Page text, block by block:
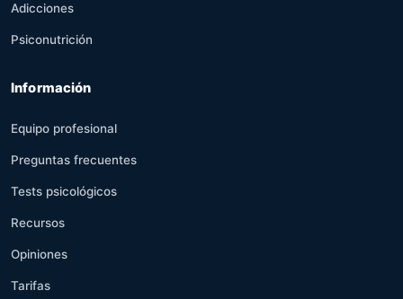
Adicciones
Psiconutrición
Información
Equipo profesional
Preguntas frecuentes
Tests psicológicos
Recursos
Opiniones
Tarifas